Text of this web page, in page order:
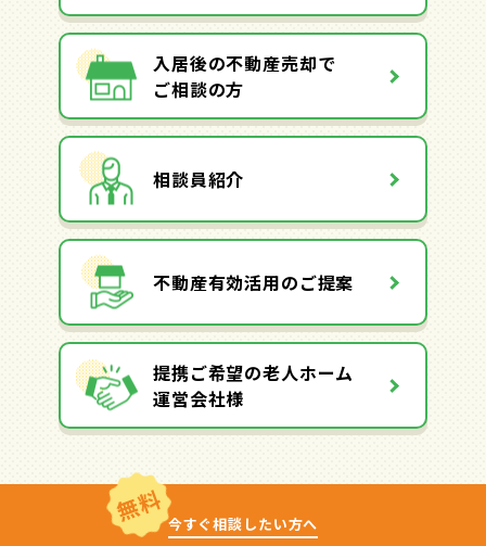
入居後の不動産売却で
ご相談の方
相談員紹介
不動産有効活用のご提案
提携ご希望の老人ホーム
運営会社様
無料 今すぐ相談したい方へ